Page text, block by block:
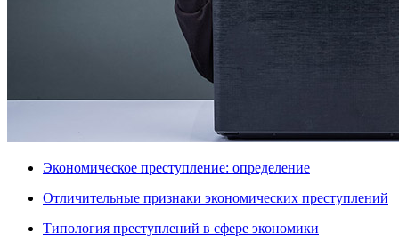
Экономическое преступление: определение
Отличительные признаки экономических преступлений
Типология преступлений в сфере экономики